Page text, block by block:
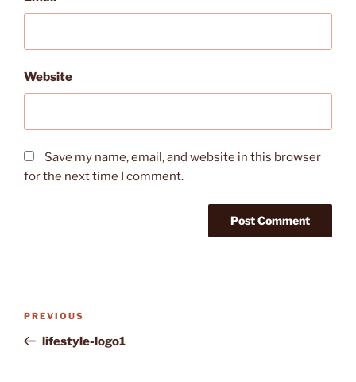
Website
Save my name, email, and website in this browser
for the next time I comment.
Previous
Post
PREVIOUS
lifestyle-logo1